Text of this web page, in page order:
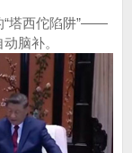
“塔西佗陷阱”——
脑补。